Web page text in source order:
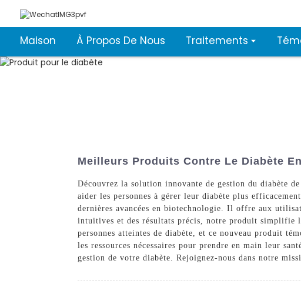
Maison À Propos De Nous Traitements
Meilleurs Produits Contre Le Diabète
Découvrez la solution innovante de gestion du diabète
aider les personnes à gérer leur diabète plus
dernières avancées en biotechnologie. Il offre aux
intuitives et des résultats précis, notre produit simplifie
personnes atteintes de diabète, et ce nouveau produit
les ressources nécessaires pour prendre en main leur
gestion de votre diabète. Rejoignez-nous dans notre